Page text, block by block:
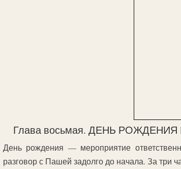
Глава восьмая. ДЕНЬ
День рождения — мероприятие
разговор с Пашей задолго до начала. За три